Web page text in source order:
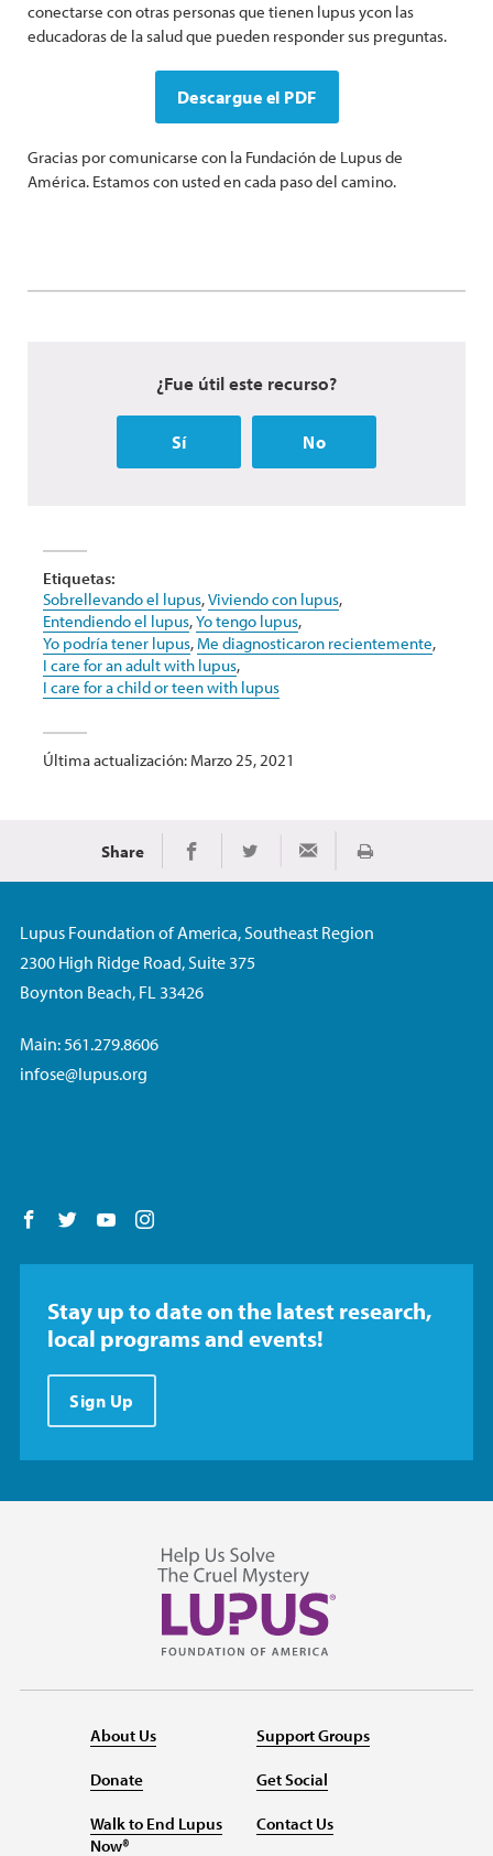
conectarse con otras personas que tienen lupus ycon las
educadoras de la salud que pueden responder sus preguntas.
Descargue el PDF
Gracias por comunicarse con la Fundación de Lupus de
América. Estamos con usted en cada paso del camino.
¿Fue útil este recurso?
Sí No
Etiquetas:
Sobrellevando el lupus,Viviendo con lupus,
Entendiendo el lupus,Yo tengo lupus,
Yo podría tener lupus, Me diagnosticaron recientemente,
I care for an adult with lupus,
I care for a child or teen with lupus
Última actualización: Marzo 25, 2021
Share Share on Facebook
Share on TwitterShare via EmailImprimir
Lupus Foundation of America, Southeast Region
2300 High Ridge Road, Suite 375
Boynton Beach, FL 33426
Main: 561.279.8606
infose@lupus.org
Follow us on Facebook
Follow us on Twitter
Follow us on YouTube
Stay up to date on the latest research,
local programs and events!
Sign Up
About Us
Donate
Walk to End Lupus
Now®
Support Groups
Get Social
Contact Us